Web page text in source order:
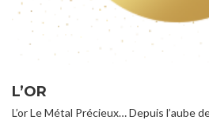
L’OR
L’or Le Métal Précieux… Depuis l’aube